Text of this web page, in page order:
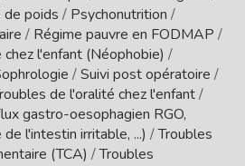
de poids / Psychonutrition /
/ Régime pauvre en FODMAP /
l'enfant (Néophobie) /
/Suivi post opératoire /
de l'oralité chez l'enfant/
gastro-oesophagien RGO,
l'intestin irritable, ...) /Troubles
(TCA) /Troubles